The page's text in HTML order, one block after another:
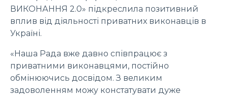
ВИКОНАННЯ 2.0» підкреслила позитивний
вплив від діяльності приватних виконавців в
Україні.
«Наша Рада вже давно співпрацює з
приватними виконавцями, постійно
обмінюючись досвідом. З великим
задоволенням можу констатувати дуже